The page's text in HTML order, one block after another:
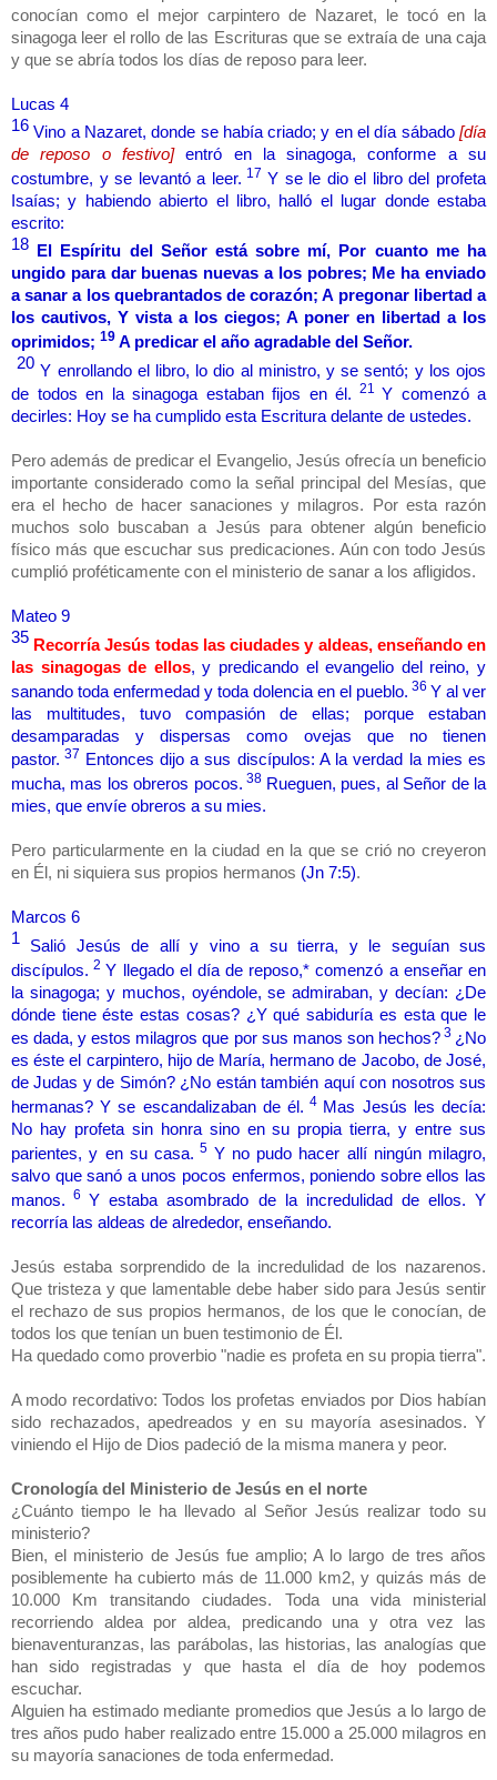
conocían como el mejor carpintero de Nazaret, le tocó en la
sinagoga leer el rollo de las Escrituras que se extraía de una caja
y que se abría todos los días de reposo para leer.
Lucas 4
16Vino a Nazaret, donde se había criado; y en el día sábado[día
de reposo o festivo]entró en la sinagoga, conforme a su
costumbre, y se levantó a leer. 17Y se le dio el libro del profeta
Isaías; y habiendo abierto el libro, halló el lugar donde estaba
escrito:
18
El Espíritu del Señor está sobre mí, Por cuanto me ha
ungido para dar buenas nuevas a los pobres; Me ha enviado
a sanar a los quebrantados de corazón; A pregonar libertad a
los cautivos, Y vista a los ciegos; A poner en libertad a los
oprimidos; 19 A predicar el año agradable del Señor.
20Y enrollando el libro, lo dio al ministro, y se sentó; y los ojos
de todos en la sinagoga estaban fijos en él. 21 Y comenzó a
decirles: Hoy se ha cumplido esta Escritura delante de ustedes.
Pero además de predicar el Evangelio, Jesús ofrecía un beneficio
importante considerado como la señal principal del Mesías, que
era el hecho de hacer sanaciones y milagros. Por esta razón
muchos solo buscaban a Jesús para obtener algún beneficio
físico más que escuchar sus predicaciones. Aún con todo Jesús
cumplió proféticamente con el ministerio de sanar a los afligidos.
Mateo 9
35 Recorría Jesús todas las ciudades y aldeas, enseñando en
las sinagogas de ellos, y predicando el evangelio del reino, y
sanando toda enfermedad y toda dolencia en el pueblo. 36 Y al ver
las multitudes, tuvo compasión de ellas; porque estaban
desamparadas y dispersas como ovejas que no tienen
pastor. 37 Entonces dijo a sus discípulos: A la verdad la mies es
mucha, mas los obreros pocos. 38 Rueguen, pues, al Señor de la
mies, que envíe obreros a su mies.
Pero particularmente en la ciudad en la que se crió no creyeron
en Él, ni siquiera sus propios hermanos (Jn 7:5).
Marcos 6
1 Salió Jesús de allí y vino a su tierra, y le seguían sus
discípulos. 2Y llegado el día de reposo,* comenzó a enseñar en
la sinagoga; y muchos, oyéndole, se admiraban, y decían: ¿De
dónde tiene éste estas cosas? ¿Y qué sabiduría es esta que le
es dada, y estos milagros que por sus manos son hechos?3 ¿No
es éste el carpintero, hijo de María, hermano de Jacobo, de José,
de Judas y de Simón? ¿No están también aquí con nosotros sus
hermanas? Y se escandalizaban de él. 4 Mas Jesús les decía:
No hay profeta sin honra sino en su propia tierra, y entre sus
parientes, y en su casa. 5 Y no pudo hacer allí ningún milagro,
salvo que sanó a unos pocos enfermos, poniendo sobre ellos las
manos. 6Y estaba asombrado de la incredulidad de ellos. Y
recorría las aldeas de alrededor, enseñando.
Jesús estaba sorprendido de la incredulidad de los nazarenos.
Que tristeza y que lamentable debe haber sido para Jesús sentir
el rechazo de sus propios hermanos, de los que le conocían, de
todos los que tenían un buen testimonio de Él.
Ha quedado como proverbio "nadie es profeta en su propia tierra".
A modo recordativo: Todos los profetas enviados por Dios habían
sido rechazados, apedreados y en su mayoría asesinados. Y
viniendo el Hijo de Dios padeció de la misma manera y peor.
Cronología del Ministerio de Jesús en el norte
¿Cuánto tiempo le ha llevado al Señor Jesús realizar todo su
ministerio?
Bien, el ministerio de Jesús fue amplio; A lo largo de tres años
posiblemente ha cubierto más de 11.000 km2, y quizás más de
10.000 Km transitando ciudades. Toda una vida ministerial
recorriendo aldea por aldea, predicando una y otra vez las
bienaventuranzas, las parábolas, las historias, las analogías que
han sido registradas y que hasta el día de hoy podemos
escuchar.
Alguien ha estimado mediante promedios que Jesús a lo largo de
tres años pudo haber realizado entre 15.000 a 25.000 milagros en
su mayoría sanaciones de toda enfermedad.